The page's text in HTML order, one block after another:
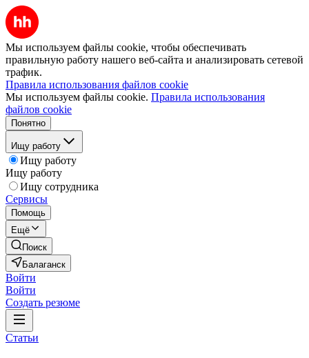
Мы используем файлы cookie, чтобы обеспечивать
правильную работу нашего веб-сайта и анализировать сетевой
трафик.
Правила использования файлов cookie
Мы используем файлы cookie. Правила использования
файлов cookie
Понятно
Ищу работу
Ищу работу
Ищу работу
Ищу сотрудника
Сервисы
Помощь
Ещё
Поиск
Балаганск
Войти
Войти
Создать резюме
Статьи